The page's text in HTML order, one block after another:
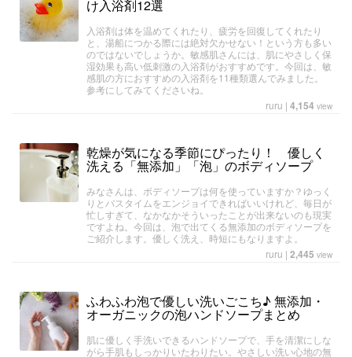
け入浴剤12選
入浴剤は体を温めてくれたり、疲労を回復してくれたり
と、湯船につかる際には絶対欠かせない！という方も多い
のではないでしょうか。敏感肌さんには、肌にやさしく保
湿効果も高い低刺激の入浴剤がおすすめです。今回は、敏
感肌の方におすすめの入浴剤を11種類選んでみました。
参考にしてみてくださいね。
ruru | 4,154 view
乾燥が気になる季節にぴったり！ 優しく
洗える「無添加」「泡」のボディソープ
みなさんは、ボディソープは何を使っていますか？ゆっく
りとバスタイムをエンジョイできればいいけれど、毎日が
忙しすぎて、なかなかそういったことが出来ないのも現実
ですよね。今回は、泡で出てくる無添加のボディソープを
ご紹介します。優しく洗え、時短にもなりますよ。
ruru | 2,445 view
ふわふわ泡で優しい洗いごこち♪ 無添加・
オーガニックの泡ハンドソープまとめ
肌に優しく手洗いできるハンドソープで、手を清潔にしな
がら手肌もしっかりいたわりたい。やさしい洗い心地の無